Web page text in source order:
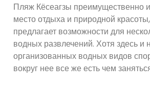
Пляж Кёсеагзы преимущественно
место отдыха и природной
предлагает возможности для
водных развлечений. Хотя здесь и
организованных водных видов
вокруг нее все же есть чем